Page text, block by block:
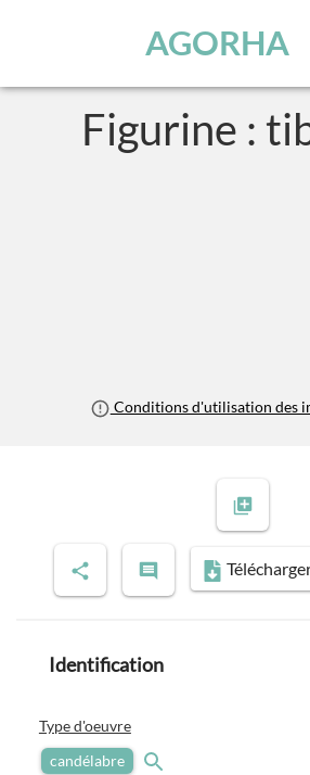
AGORHA
Figurine :
Conditions d'utilisation des
Identification
Type d'oeuvre
candélabre